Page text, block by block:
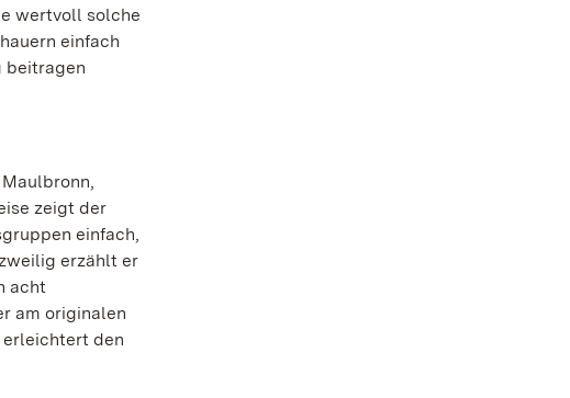
wertvoll solche
einfach
beitragen
zeigt der
einfach,
erzählt er
acht
am originalen
erleichtert den